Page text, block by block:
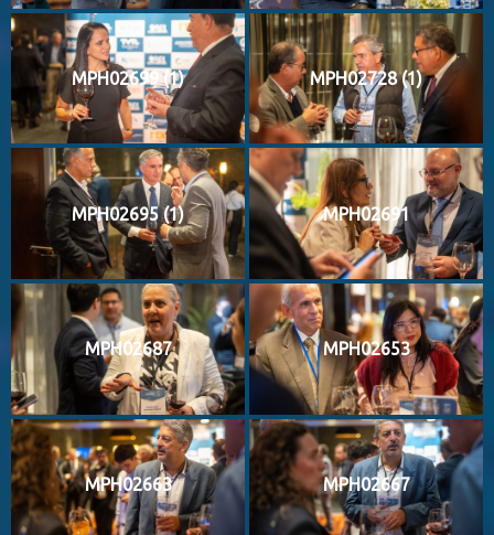
MPH02699 (1) MPH02728 (1)
MPH02695 (1) MPH02691
MPH02687 MPH02653
MPH02663 MPH02667